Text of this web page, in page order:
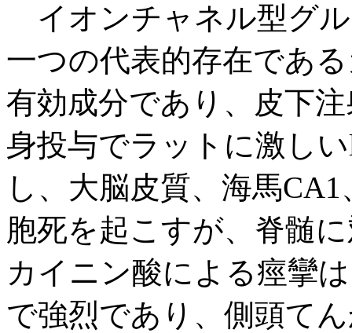
イオンチャネル型グ
一つの代表的存在であ
有効成分であり、皮下
身投与でラットに激しい
し、大脳皮質、海馬
胞死を起こすが、脊髄
カイニン酸による痙攣
で強烈であり、側頭て